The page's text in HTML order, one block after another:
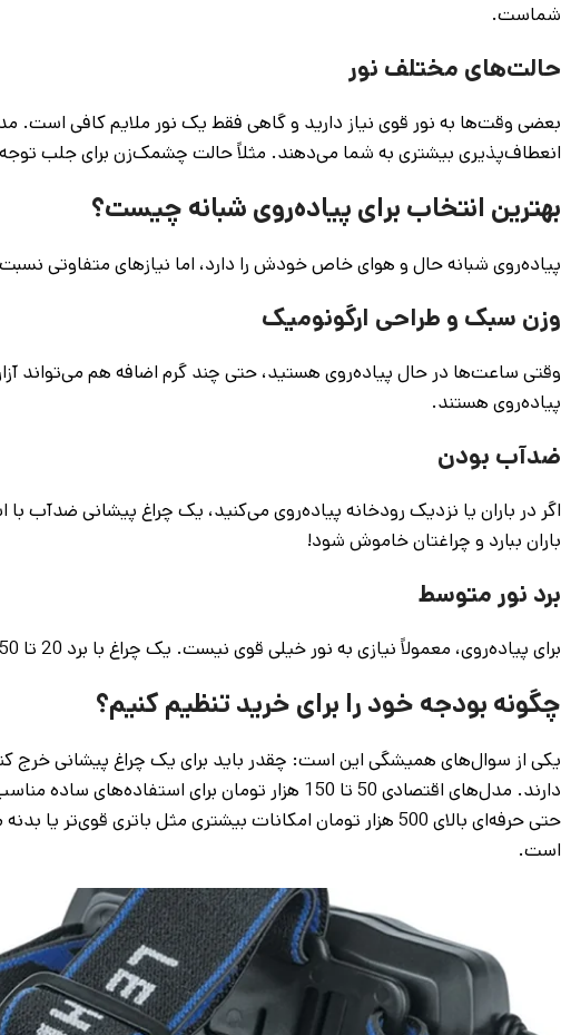
شماست.
حالت‌های مختلف نور
بعضی وقت‌ها به نور قوی نیاز دارید و گاهی فقط یک نور ملایم کافی
انعطاف‌پذیری بیشتری به شما می‌دهند. مثلاً حالت چشمک‌زن برای جلب توجه
بهترین انتخاب برای پیاده‌روی شبانه چیست؟
پیاده‌روی شبانه حال و هوای خاص خودش را دارد، اما نیازهای متفاوتی
وزن سبک و طراحی ارگونومیک
وقتی ساعت‌ها در حال پیاده‌روی هستید، حتی چند گرم اضافه هم می‌تواند
پیاده‌روی هستند.
ضدآب بودن
باران ببارد و چراغتان خاموش شود!
برد نور متوسط
برای پیاده‌روی، معمولاً نیازی به نور خیلی قوی نیست. یک چراغ با برد 20 تا 50 متر برای اکثر مسیرهای پیاده‌روی کافی است.
چگونه بودجه خود را برای خرید تنظیم کنیم؟
یکی از سوال‌های همیشگی این است: چقدر باید برای یک چراغ پیشانی خرج
حتی حرفه‌ای بالای 500 هزار تومان امکانات بیشتری مثل باتری
است.